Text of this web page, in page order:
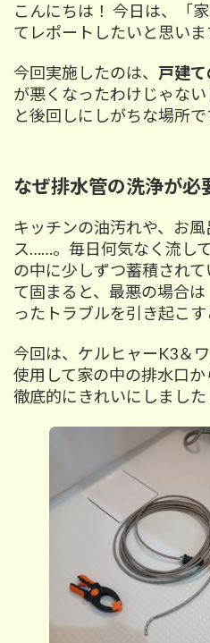
新
日
こんにちは！ 今日は、「
てレポートしたいと思いま
今回実施したのは、 戸建
が悪くなったわけじゃない
と後回しにしがちな場所で
なぜ排水管の洗浄が必
キッチンの油汚れや、お
ス……。毎日何気なく流し
の中に少しずつ蓄積され
て固まると、最悪の場合
ったトラブルを引き起こす
今回は、ケルヒャーK3＆
使用して家の中の排水口
徹底的にきれいにしました